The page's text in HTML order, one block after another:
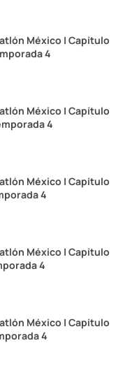
México | Capítulo
4
México | Capítulo
4
México | Capítulo
4
México | Capítulo
4
México | Capítulo
4